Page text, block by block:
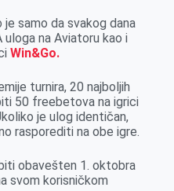
samo da svakog dana
na Aviatoru kao i
Win&Go.
turnira, 20 najboljih
50 freebetova na igrici
je ulog identičan,
rasporediti na obe igre.
obavešten 1. oktobra
svom korisničkom